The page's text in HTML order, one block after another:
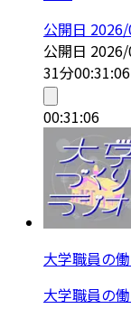
公開日
公開日
31分00:31:06
00:31:06
大学職員の
大学職員の